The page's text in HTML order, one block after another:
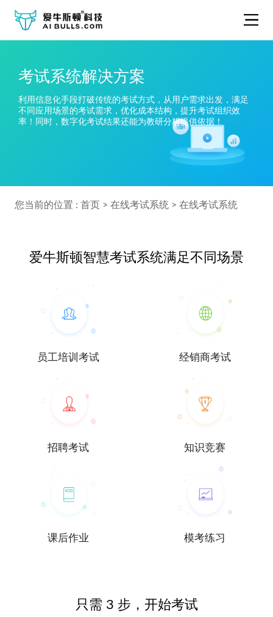
考试系统解决方案
利用信息化手段打破传统的考试方式，从用户需求出发，满足
不同应用场景的考试需求，优化成本结构，提升考试组织效
率！同时，数字化考试结果还能为教研分析提供依据！
您当前的位置 : 首页> 在线考试系统> 在线考试系统
爱牛斯顿智慧考试系统满足不同场景
员工培训考试 经销商考试
招聘考试 知识竞赛
课后作业 模考练习
只需 3 步，开始考试